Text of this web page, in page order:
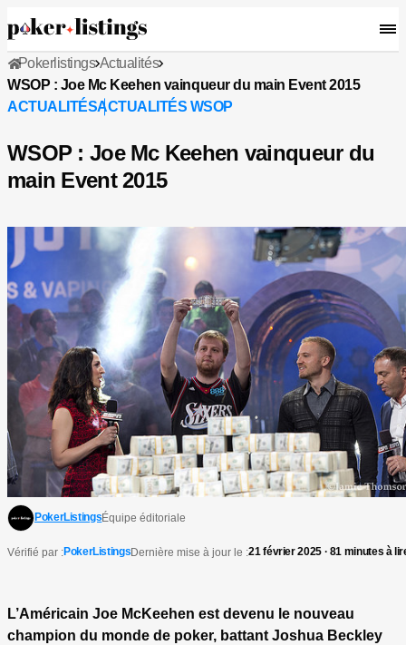
Pokerlistings Actualités
WSOP : Joe Mc Keehen vainqueur du main Event 2015
ACTUALITÉSACTUALITÉS WSOP
WSOP : Joe Mc Keehen vainqueur du
main Event 2015
PokerListingsÉquipe éditoriale
Vérifié par :PokerListingsDernière mise à jour le :21 février 2025 · 81 minutes à
L’Américain Joe McKeehen est devenu le nouveau
champion du monde de poker, battant Joshua Beckley